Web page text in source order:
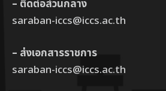
– ติดต่อส่วนกลาง
saraban-iccs@iccs.ac.th
– ส่งเอกสารราชการ
saraban-iccs@iccs.ac.th